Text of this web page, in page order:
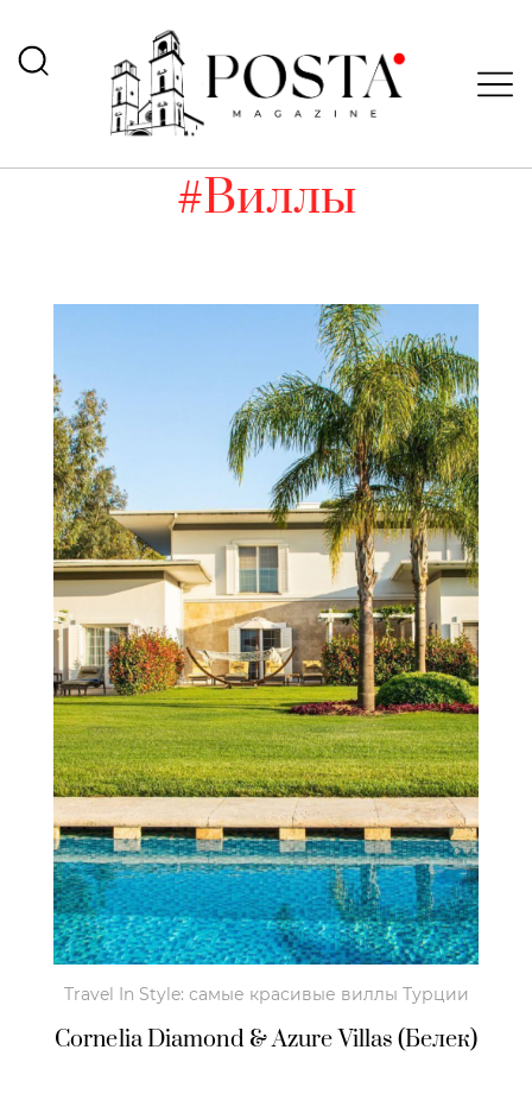
#Виллы
Travel In Style: самые красивые виллы Турции
Cornelia Diamond & Azure Villas (Белек)